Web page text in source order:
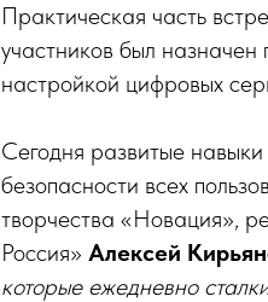
Практическая часть
участников был
настройкой цифровых
Сегодня развитые
безопасности всех
творчества «Новация»,
Россия» Алексей
которые ежедневно